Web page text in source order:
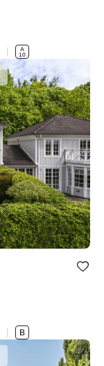
|
Bolig er
under dine
|